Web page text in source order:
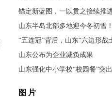
锚定新蓝图，一以贯之接续推
“五连冠”背后，山东“六边形战
山东公布为企业减负成果
山东强化中小学校“校园餐”突
图 片